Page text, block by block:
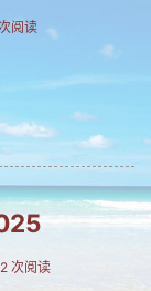
阅读
次阅读